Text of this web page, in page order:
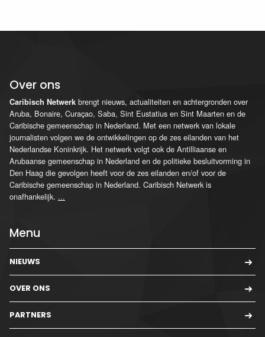
Over ons
Caribisch Netwerk brengt nieuws, actualiteiten en achtergronden over
Aruba, Bonaire, Curaçao, Saba, Sint Eustatius en Sint Maarten en de
Caribische gemeenschap in Nederland. Met een netwerk van lokale
journalisten volgen we de ontwikkelingen op de zes eilanden van het
Nederlandse Koninkrijk. Het netwerk volgt ook de Antilliaanse en
Arubaanse gemeenschap in Nederland en de politieke besluitvorming in
Den Haag die gevolgen heeft voor de zes eilanden en/of voor de
Caribische gemeenschap in Nederland. Caribisch Netwerk is
onafhankelijk. ...
Menu
NIEUWS
OVER ONS
PARTNERS